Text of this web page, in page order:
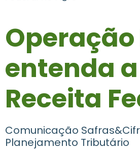
entenda
Receita
Comunicação
Planejamento Tributário